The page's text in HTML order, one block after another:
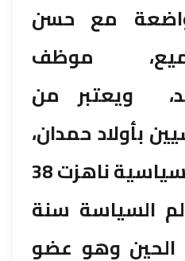
مع حسن
موظف
ويعتبر من
بأولاد حمدان،
حيث راكم تجربة سياسية ناهزت 38
السياسة سنة
الحين وهو عضو